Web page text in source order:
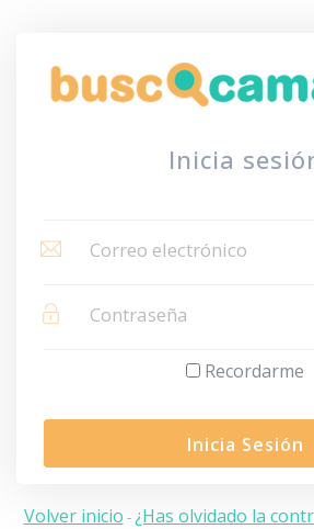
Inicia
Recordarme
Inicia Sesión
Volver inicio -¿Has olvidado la